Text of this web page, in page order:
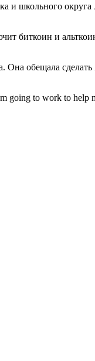
и школьного
биткоин и
Она обещала
going to work to help